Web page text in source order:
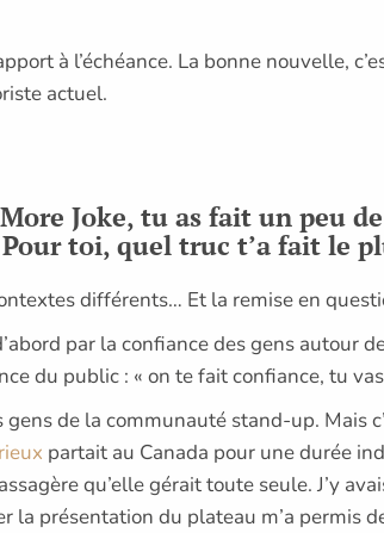
à l’échéance. La bonne nouvelle,
actuel.
Joke, tu as fait un peu
toi, quel truc t’a fait le
différents… Et la remise en
par la confiance des gens autour
du public : « on te fait confiance, tu
de la communauté stand-up. Mais
partait au Canada pour une durée
qu’elle gérait toute seule. J’y
la présentation du plateau m’a permis